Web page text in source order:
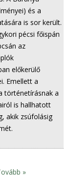
és a
is sor került.
pécsi főispán
az
előkerülő
Emellett a
történetírásnak a
is hallhatott
akik zsúfolásig
»